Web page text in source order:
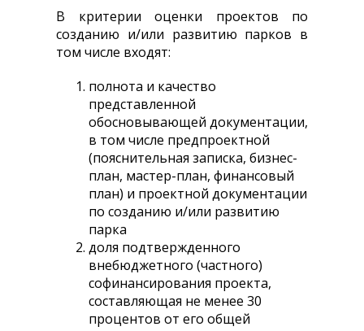
В критерии оценки проектов по
созданию и/или развитию парков в
том числе входят:
полнота и качество
представленной
обосновывающей документации,
в том числе предпроектной
(пояснительная записка, бизнес-
план, мастер-план, финансовый
план) и проектной документации
по созданию и/или развитию
парка
доля подтвержденного
внебюджетного (частного)
софинансирования проекта,
составляющая не менее 30
процентов от его общей